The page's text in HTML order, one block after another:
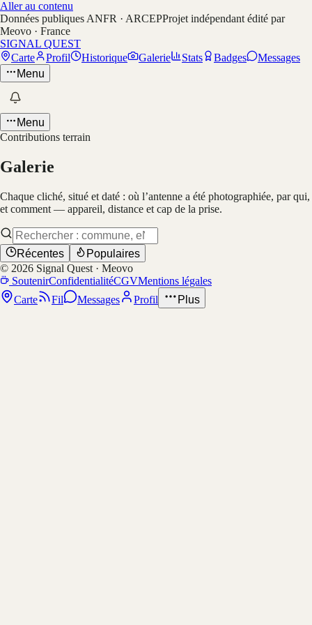
Aller au contenu
Données publiques ANFR · ARCEPProjet indépendant édité par
Meovo · France
SIGNAL QUEST
Carte
Profil Historique Galerie Stats Badges
Messages
Menu
Menu
Contributions terrain
Galerie
Chaque cliché, situé et daté : où l’antenne a été photographiée, par qui,
et comment — appareil, distance et cap de la prise.
Récentes
Populaires
© 2026 Signal Quest · Meovo
SoutenirConfidentialitéCGVMentions légales
Carte
Fil Messages Profil Plus